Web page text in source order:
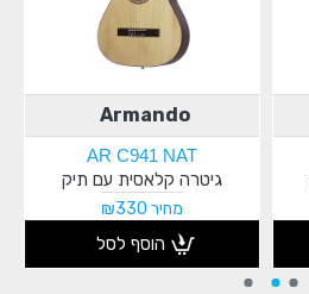
Armando
AR C941 NAT
גיטרה קלאסית עם תיק
מחיר ₪330
הוסף לסל